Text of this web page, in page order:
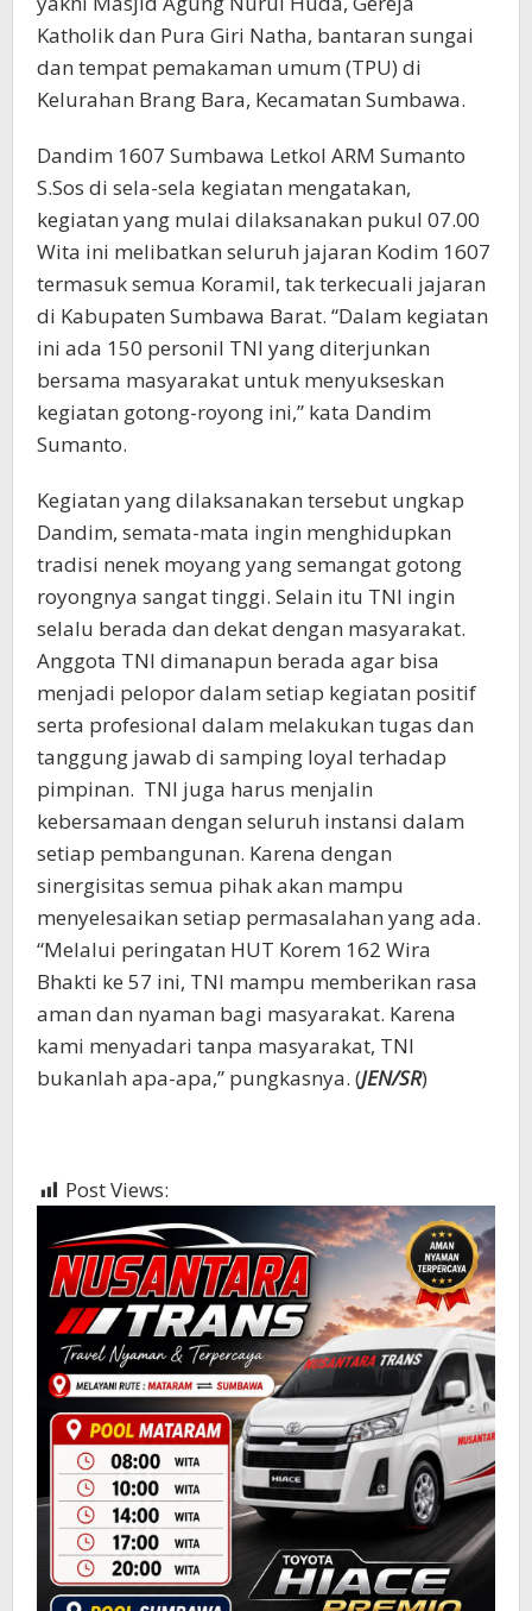
Katholik dan Pura Giri Natha, bantaran sungai
dan tempat pemakaman umum (TPU) di
Kelurahan Brang Bara, Kecamatan Sumbawa.
Dandim 1607 Sumbawa Letkol ARM Sumanto
S.Sos di sela-sela kegiatan mengatakan,
kegiatan yang mulai dilaksanakan pukul 07.00
Wita ini melibatkan seluruh jajaran Kodim 1607
termasuk semua Koramil, tak terkecuali jajaran
di Kabupaten Sumbawa Barat. “Dalam kegiatan
ini ada 150 personil TNI yang diterjunkan
bersama masyarakat untuk menyukseskan
kegiatan gotong-royong ini,” kata Dandim
Sumanto.
Kegiatan yang dilaksanakan tersebut ungkap
Dandim, semata-mata ingin menghidupkan
tradisi nenek moyang yang semangat gotong
royongnya sangat tinggi. Selain itu TNI ingin
selalu berada dan dekat dengan masyarakat.
Anggota TNI dimanapun berada agar bisa
menjadi pelopor dalam setiap kegiatan positif
serta profesional dalam melakukan tugas dan
tanggung jawab di samping loyal terhadap
pimpinan. TNI juga harus menjalin
kebersamaan dengan seluruh instansi dalam
setiap pembangunan. Karena dengan
sinergisitas semua pihak akan mampu
menyelesaikan setiap permasalahan yang ada.
“Melalui peringatan HUT Korem 162 Wira
Bhakti ke 57 ini, TNI mampu memberikan rasa
aman dan nyaman bagi masyarakat. Karena
kami menyadari tanpa masyarakat, TNI
bukanlah apa-apa,” pungkasnya. (JEN/SR)
Post Views: